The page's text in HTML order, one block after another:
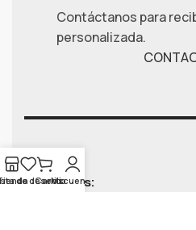
Contáctanos para
personalizada.
Síguenos:
de deseos
CarritoMi cuenta